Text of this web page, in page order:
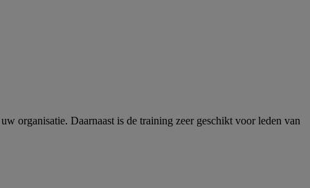
organisatie. Daarnaast is de training zeer geschikt voor leden van